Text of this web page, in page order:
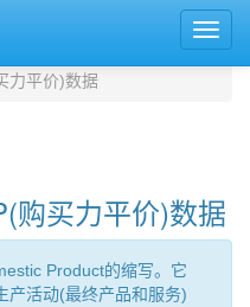
力平价)数据
购买力平价)数据
Product的缩写。它
产活动(最终产品和服务)